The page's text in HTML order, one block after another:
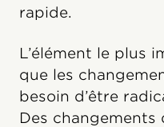
rapide.
L’élément le plus
que les
besoin d’être
Des changements